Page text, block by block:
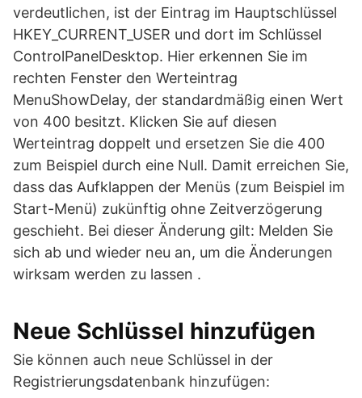
verdeutlichen, ist der Eintrag im Hauptschlüssel
HKEY_CURRENT_USER und dort im Schlüssel
ControlPanelDesktop. Hier erkennen Sie im
rechten Fenster den Werteintrag
MenuShowDelay, der standardmäßig einen Wert
von 400 besitzt. Klicken Sie auf diesen
Werteintrag doppelt und ersetzen Sie die 400
zum Beispiel durch eine Null. Damit erreichen Sie,
dass das Aufklappen der Menüs (zum Beispiel im
Start-Menü) zukünftig ohne Zeitverzögerung
geschieht. Bei dieser Änderung gilt: Melden Sie
sich ab und wieder neu an, um die Änderungen
wirksam werden zu lassen .
Neue Schlüssel hinzufügen
Sie können auch neue Schlüssel in der
Registrierungsdatenbank hinzufügen: